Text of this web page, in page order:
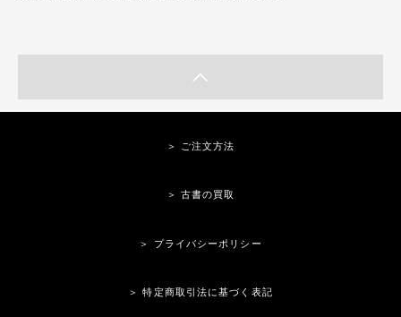
＞ ご注文方法
＞ 古書の買取
＞ プライバシーポリシー
＞ 特定商取引法に基づく表記